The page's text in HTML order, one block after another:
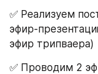
✅ Реализуем
эфир-
эфир трипваера)
✅ Проводим 2